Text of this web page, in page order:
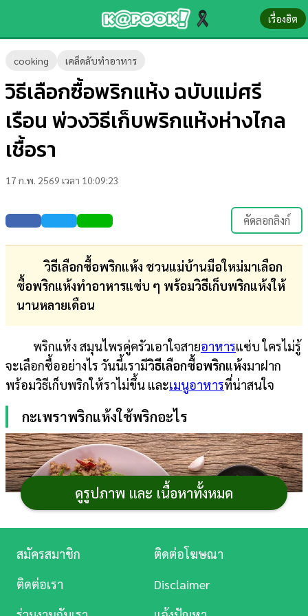
เรื่องฮิต
cooking เคล็ดลับทำอาหาร
วิธีเลือกซื้อพริกแห้ง ฉบับแม่ศรี
เรือน พ่วงวิธีเก็บพริกแห้งห่างไกล
เชื้อรา
17 ก.พ. 2569 เวลา 10:09:23
คัดลอกลิงก์
วิธีเลือกซื้อพริกแห้ง ชวนแม่บ้านมือใหม่มาเลือก
ซื้อพริกแห้งทำอาหารแซ่บ ๆ พร้อมวิธีเก็บพริกแห้งให้
นานหลายเดือน
พริกแห้ง สมุนไพรคู่ครัวเอาใจสายอาหารแซ่บ ใครไม่รู้
จะเลือกซื้ออย่างไร วันนี้เรามีวิธีเลือกซื้อพริกแห้งมาฝาก
พร้อมวิธีเก็บพริกให้ราไม่ขึ้น และเมนูอาหารที่น่าสนใจ
กะเพราพริกแห้งใช้พริกอะไร
ดูรูปภาพ และ เนื้อหาทั้งหมด
ข่าว-
ความ
รู้
ข่าว
บันเทิง
ตรวจ
หวย
บอล
สด
เงิน
การ
บันเทิง
ดู
หนัง
สมัครสมาชิก
ติดต่อโฆษณา
ติดต่อเรา
Disclaimer